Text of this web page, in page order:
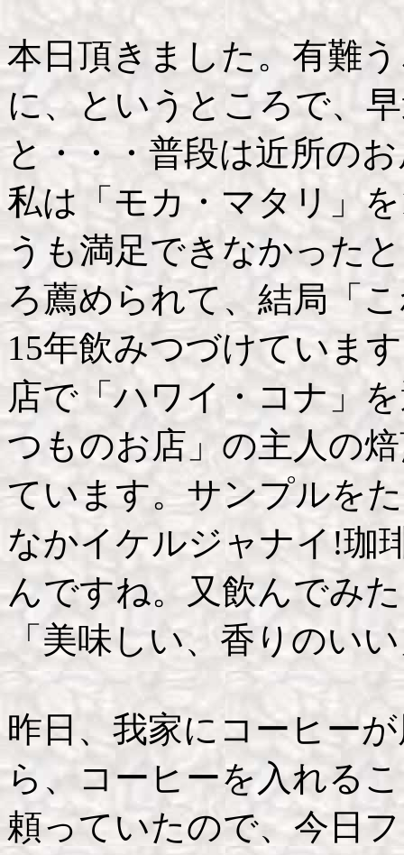
本日頂きました。有難
に、というところで、
と・・・普段は近所の
私は「モカ・マタリ」
うも満足できなかった
ろ薦められて、結局「
15年飲みつづけていま
店で「ハワイ・コナ」
つものお店」の主人の
ています。サンプルを
なかイケルジャナイ!珈
んですね。又飲んでみ
「美味しい、香りのい
昨日、我家にコーヒー
ら、コーヒーを入れる
頼っていたので、今日